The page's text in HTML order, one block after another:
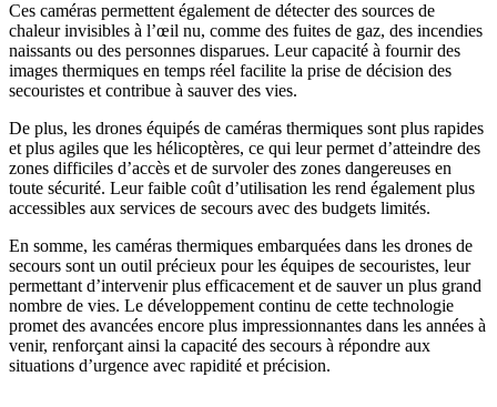
Ces caméras permettent également de détecter des sources de
chaleur invisibles à l’œil nu, comme des fuites de gaz, des incendies
naissants ou des personnes disparues. Leur capacité à fournir des
images thermiques en temps réel facilite la prise de décision des
secouristes et contribue à sauver des vies.
De plus, les drones équipés de caméras thermiques sont plus rapides
et plus agiles que les hélicoptères, ce qui leur permet d’atteindre des
zones difficiles d’accès et de survoler des zones dangereuses en
toute sécurité. Leur faible coût d’utilisation les rend également plus
accessibles aux services de secours avec des budgets limités.
En somme, les caméras thermiques embarquées dans les drones de
secours sont un outil précieux pour les équipes de secouristes, leur
permettant d’intervenir plus efficacement et de sauver un plus grand
nombre de vies. Le développement continu de cette technologie
promet des avancées encore plus impressionnantes dans les années à
venir, renforçant ainsi la capacité des secours à répondre aux
situations d’urgence avec rapidité et précision.